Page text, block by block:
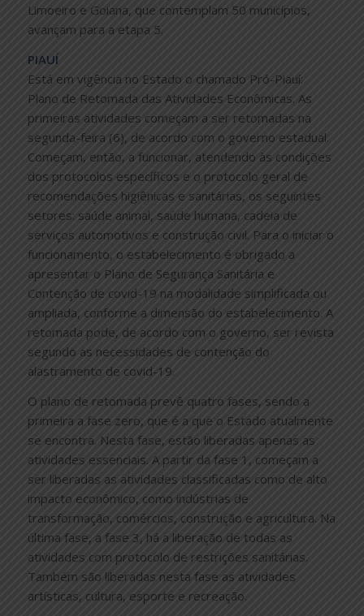
Limoeiro e Goiana, que contemplam 50 municípios,
avançam para a etapa 5.
PIAUÍ
Está em vigência no Estado o chamado Pró-Piauí:
Plano de Retomada das Atividades Econômicas. As
primeiras atividades começam a ser retomadas na
segunda-feira (6), de acordo com o governo estadual.
Começam, então, a funcionar, atendendo às condições
dos protocolos específicos e o protocolo geral de
recomendações higiênicas e sanitárias, os seguintes
setores: saúde animal, saúde humana, cadeia de
serviços automotivos e construção civil. Para o iniciar o
funcionamento, o estabelecimento é obrigado a
apresentar o Plano de Segurança Sanitária e
Contenção de covid-19 na modalidade simplificada ou
ampliada, conforme a dimensão do estabelecimento. A
retomada pode, de acordo com o governo, ser revista
segundo as necessidades de contenção do
alastramento de covid-19.
O plano de retomada prevê quatro fases, sendo a
primeira a fase zero, que é a que o Estado atualmente
se encontra. Nesta fase, estão liberadas apenas as
atividades essenciais. A partir da fase 1, começam a
ser liberadas as atividades classificadas como de alto
impacto econômico, como indústrias de
transformação, comércios, construção e agricultura. Na
última fase, a fase 3, há a liberação de todas as
atividades com protocolo de restrições sanitárias.
Também são liberadas nesta fase as atividades
artísticas, cultura, esporte e recreação.